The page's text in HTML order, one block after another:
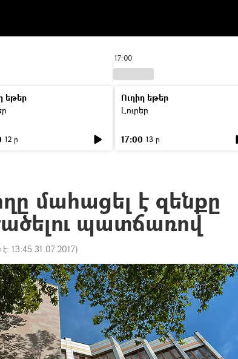
17:00
եթեր
12 ր
Ուղիղ եթեր
Լուրեր
17:00 13 ր
մահացել է զենքը
պատճառով
13:45 31.07.2017)